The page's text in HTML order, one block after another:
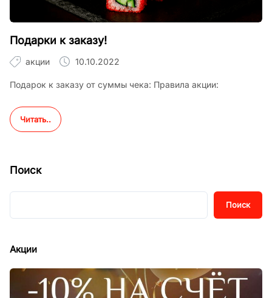
Подарки к заказу!
акции 10.10.2022
Подарок к заказу от суммы чека: Правила акции:
Читать..
Поиск
Поиск
Акции